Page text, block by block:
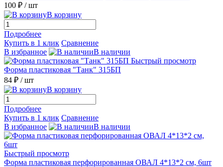
100 ₽ / шт
В корзину
Подробнее
Купить в 1 клик Сравнение
В избранное
В наличии
Быстрый просмотр
Форма пластиковая "Танк" 315БП
84 ₽ / шт
В корзину
Подробнее
Купить в 1 клик Сравнение
В избранное
В наличии
Быстрый просмотр
Форма пластиковая перфорированная ОВАЛ 4*13*2 см, 6шт